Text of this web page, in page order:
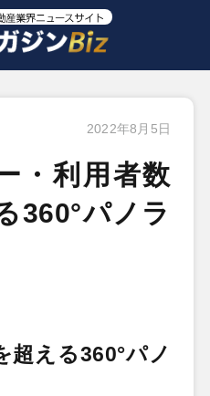
2022年8月5日
・利用者数
360°パノラ
超える360°パノ